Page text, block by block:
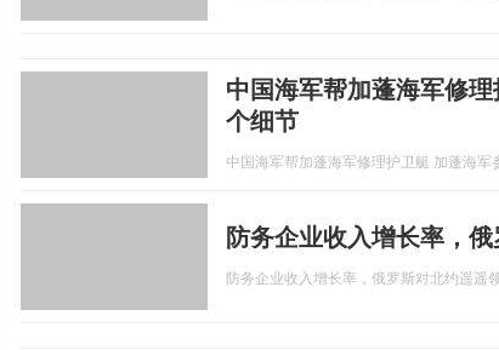
中国海军帮加蓬海军修
个细节
中国海军帮加蓬海军修理护卫艇 加蓬海军
防务企业收入增长率，
防务企业收入增长率，俄罗斯对北约遥遥